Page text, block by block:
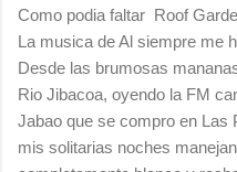
Como podia faltar Roof
La musica de Al siempre me
Desde las brumosas
Rio Jibacoa, oyendo la FM
Jabao que se compro en Las
mis solitarias noches